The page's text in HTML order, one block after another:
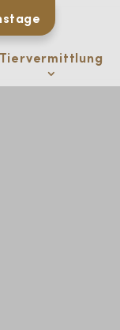
Tiervermittlung